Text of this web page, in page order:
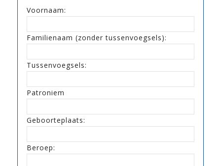
Voornaam:
Familienaam (zonder tussenvoegsels):
Tussenvoegsels:
Patroniem
Geboorteplaats:
Beroep: